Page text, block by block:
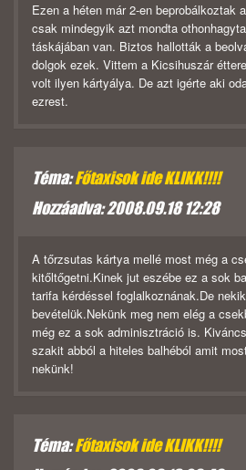
Ezen a héten már 2-en beprobálkoztak
csak mindegyik azt mondta
táskájában van. Biztos hallották a
dolgok ezek. Vittem a Kicsihuszár
volt ilyen kártyálya. De azt igérte aki
ezrest.
Téma:Főtaxisok ide KLIKK!!!!
Hozzáadva: 2008.09.18 12:28
A tőrzsutas kártya mellé most még a
kitőltőgetni.Kinek jut eszébe ez a sok
tarifa kérdéssel foglalkoznának.De
bevételük.Nekünk meg nem elég a
még ez a sok adminisztráció is.
szakit abból a hiteles balhéból amit
nekünk!
Téma:Főtaxisok ide KLIKK!!!!